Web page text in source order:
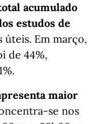
acumulado
estudos de
úteis. Em março,
de 44%,
maior
se nos